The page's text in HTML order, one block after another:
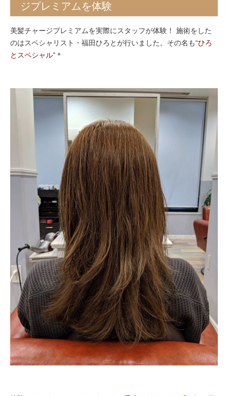
ジプレミアムを体験
美髪チャージプレミアムを実際にスタッフが体験！ 施術をした
のはスペシャリスト・福田ひろとが行いました。その名も“ひろ
とスペシャル”＊